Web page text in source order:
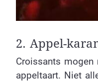
2. Appel-
Croissants mogen
appeltaart. Niet